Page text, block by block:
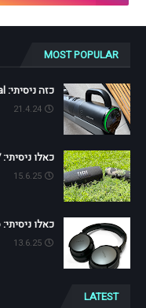
MOST POPULAR
כזה ניסיתי: Dreame H12 Dual
21.4.24
כאלו ניסיתי: JBL Flip 7 ו-Charge 6
15.6.25
כאלו ניסיתי: EarFun Tune Pro
13.6.25
LATEST